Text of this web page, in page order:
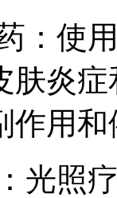
：使
肤炎
作用
光照